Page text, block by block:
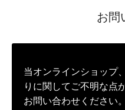
お問
当オンラインショップ
りに関してご不明な点
お問い合わせください。